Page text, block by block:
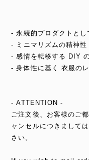
- 永続的プロダクトとし
- ミニマリズムの精神性
- 感情を転移する DIY
- 身体性に基く 衣服の
- ATTENTION -
ご注文後、お客様のご
ャンセルにつきまして
さい。